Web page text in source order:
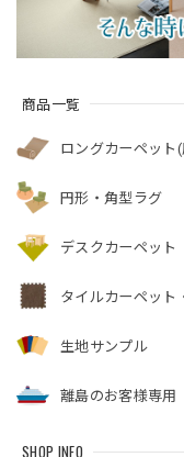
商品一覧
ロングカーペット
円形・角型ラグ
デスクカーペット
タイルカーペット
生地サンプル
離島のお客様専用
SHOP INFO